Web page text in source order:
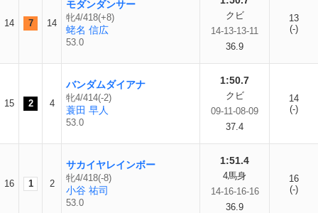
14 7 14
モダンダンサー
牝4/418(+8)
蛯名 信広
53.0
クビ
14-13-13-11
36.9
13
(-)
15 2 4
バンダムダイアナ
牝4/414(-2)
蓑田 早人
53.0
1:50.7
クビ
09-11-08-09
37.4
14
(-)
16 1 2
サカイヤレインボー
牝4/418(-8)
小谷 祐司
53.0
1:51.4
4馬身
14-16-16-16
36.9
16
(-)